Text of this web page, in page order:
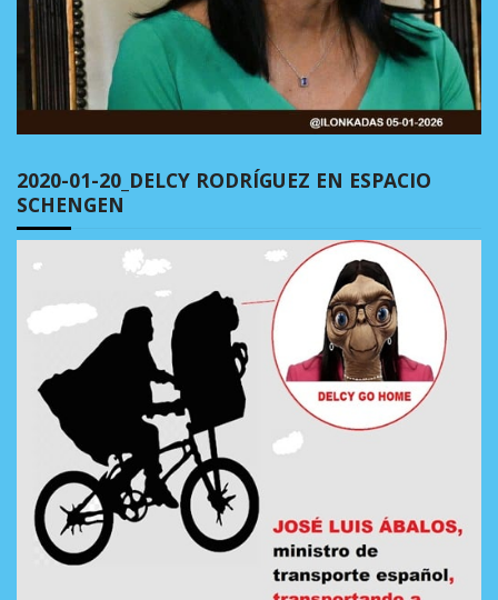
2020-01-20_DELCY RODRÍGUEZ EN ESPACIO
SCHENGEN